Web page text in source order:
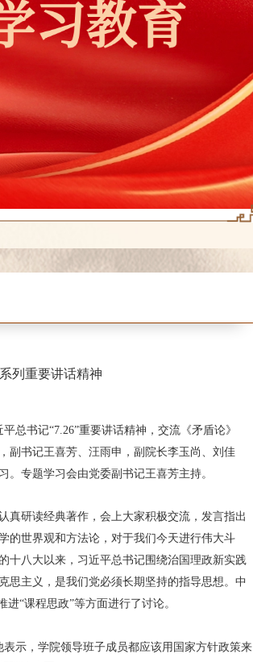
列重要讲话精神
总书记“7.26”重要讲话精神，交流《矛盾论》
副书记王喜芳、汪雨申，副院长李玉尚、刘佳
专题学习会由党委副书记王喜芳主持。
真研读经典著作，会上大家积极交流，发言指出
的世界观和方法论，对于我们今天进行伟大斗
十八大以来，习近平总书记围绕治国理政新实践
思主义，是我们党必须长期坚持的指导思想。中
“课程思政”等方面进行了讨论。
示，学院领导班子成员都应该用国家方针政策来